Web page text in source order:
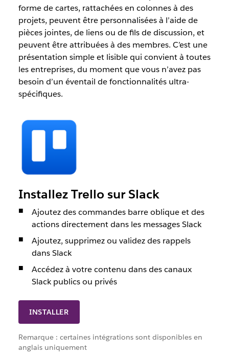
forme de cartes, rattachées en colonnes à des
projets, peuvent être personnalisées à l’aide de
pièces jointes, de liens ou de fils de discussion, et
peuvent être attribuées à des membres. C’est une
présentation simple et lisible qui convient à toutes
les entreprises, du moment que vous n’avez pas
besoin d’un éventail de fonctionnalités ultra-
spécifiques.
INSTALLER
Installez Trello sur Slack
Ajoutez des commandes barre oblique et des
actions directement dans les messages Slack
Ajoutez, supprimez ou validez des rappels
dans Slack
Accédez à votre contenu dans des canaux
Slack publics ou privés
Remarque : certaines intégrations sont disponibles en
anglais uniquement